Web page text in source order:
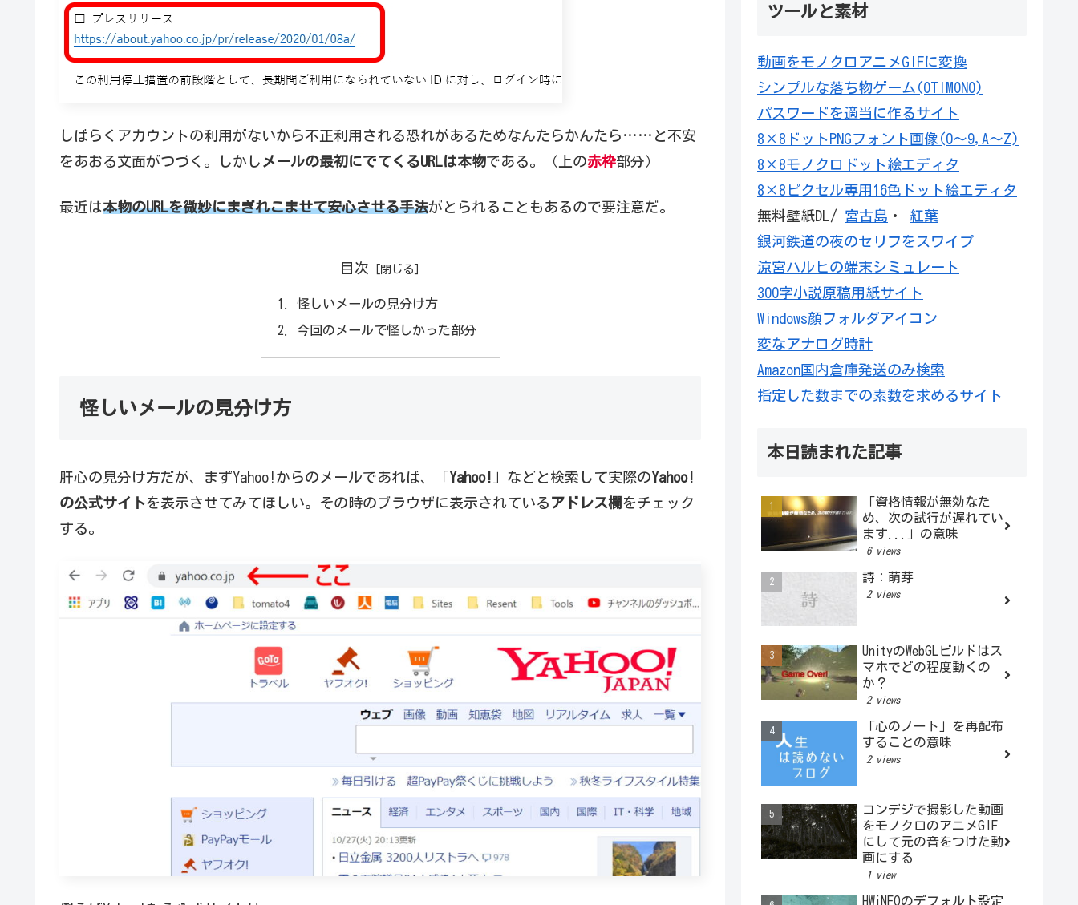
しばらくアカウントの利用がないから不正利用される恐れがあるためなんたらかんたら……と不安
をあおる文面がつづく。しかし メールの最初にでてくるURLは本物である。（上の赤枠部分）
最近は本物のURLを微妙にまぎれこませて安心させる手法がとられることもあるので要注意だ。
目次
怪しいメールの見分け方
今回のメールで怪しかった部分
怪しいメールの見分け方
肝心の見分け方だが、まずYahoo!からのメールであれば、「Yahoo! 」などと検索して実際のYahoo!
の公式サイトを表示させてみてほしい。その時のブラウザに表示されている アドレス欄 をチェック
する。
ツールと素材
動画をモノクロアニメGIFに変換
シンプルな落ち物ゲーム(OTIMONO)
パスワードを適当に作るサイト
8×8ドットPNGフォント画像(0～9,A～Z)
8×8モノクロドット絵エディタ
8×8ピクセル専用16色ドット絵エディタ
無料壁紙DL/ 宮古島 ・ 紅葉
銀河鉄道の夜のセリフをスワイプ
涼宮ハルヒの端末シミュレート
300字小説原稿用紙サイト
Windows顔フォルダアイコン
変なアナログ時計
Amazon国内倉庫発送のみ検索
指定した数までの素数を求めるサイト
本日読まれた記事
「資格情報が無効なた
め、次の試行が遅れてい
ます...」の意味
6 views
詩：萌芽
2 views
UnityのWebGLビルドはス
マホでどの程度動くの
か？
2 views
「心のノート」を再配布
することの意味
2 views
コンデジで撮影した動画
をモノクロのアニメGIF
にして元の音をつけた動
画にする
1 view
HWiNFOのデフォルト設定